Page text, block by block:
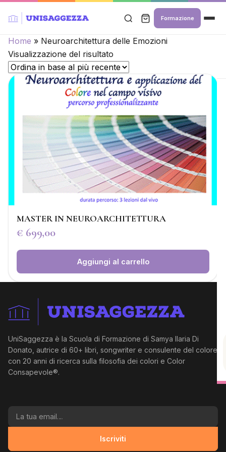
Formazione
Home » Neuroarchitettura delle Emozioni
Visualizzazione del risultato
MASTER IN NEUROARCHITETTURA
€ 699,00
Aggiungi al carrello
UniSaggezza è la Scuola di Formazione di Samya Ilaria Di
Donato, autrice di 60+ libri, songwriter e consulente del colore
con 20 anni di ricerca sulla filosofia dei colori e Color
Consapevole®.
La tua email
Iscriviti